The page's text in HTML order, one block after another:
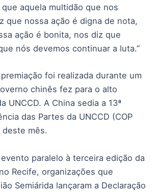
aquela multidão que nos
que nossa ação é digna de nota,
ação é bonita, nos diz que
nós devemos continuar a luta.”
foi realizada durante um
chinês fez para o alto
UNCCD. A China sedia a 13ª
das Partes da UNCCD (COP
deste mês.
paralelo à terceira edição da
Recife, organizações que
Semiárida lançaram a Declaração